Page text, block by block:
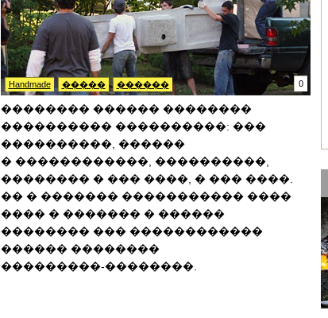
0
Handmade ����� ������
�������� ������ ��������
���������� ����������: ���
����������, ������
� ������������, ����������,
�������� � ��� ����, � ��� ����.
�� � ������� ����������� ����
���� � ������� � ������
�������� ��� ������������
������ ��������
���������-��������.